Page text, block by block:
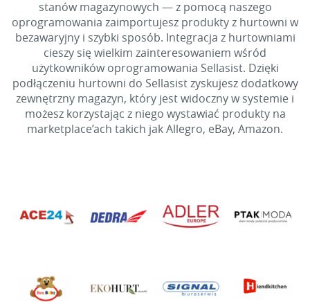
stanów magazynowych — z pomocą naszego
oprogramowania zaimportujesz produkty z hurtowni w
bezawaryjny i szybki sposób. Integracja z hurtowniami
cieszy się wielkim zainteresowaniem wśród
użytkowników oprogramowania Sellasist. Dzięki
podłączeniu hurtowni do Sellasist zyskujesz dodatkowy
zewnętrzny magazyn, który jest widoczny w systemie i
możesz korzystając z niego wystawiać produkty na
marketplace’ach takich jak Allegro, eBay, Amazon.